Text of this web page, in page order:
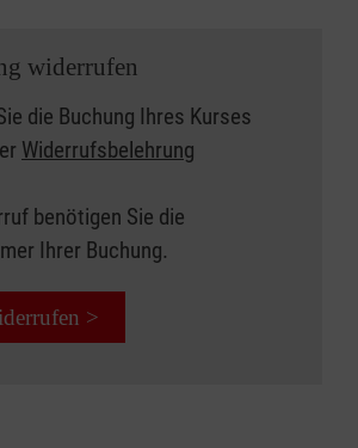
widerrufen
die Buchung Ihres Kurses
Widerrufsbelehrung
benötigen Sie die
Ihrer Buchung.
>